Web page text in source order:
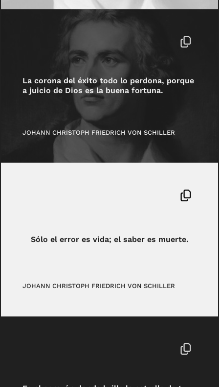
La corona del éxito todo lo perdona, porque
a juicio de Dios es la buena fortuna.
JOHANN CHRISTOPH FRIEDRICH VON SCHILLER
Sólo el error es vida; el saber es muerte.
JOHANN CHRISTOPH FRIEDRICH VON SCHILLER